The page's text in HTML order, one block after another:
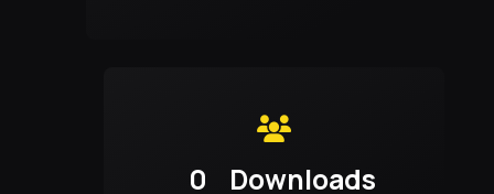
0 Downloads